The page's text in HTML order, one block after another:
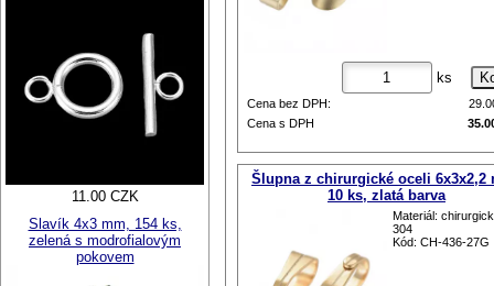
ks
Cena bez DPH:
Cena s DPH
Šlupna z chirurgické oceli 6x3x2,2
10 ks, zlatá barva
Materiál:
304
Kód: CH-436-27G
11.00 CZK
Slavík 4x3 mm, 154 ks,
zelená s modrofialovým
pokovem